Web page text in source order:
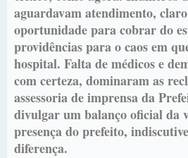
aguardavam atendimento,
oportunidade para cobrar do
providências para o caos em
hospital. Falta de médicos e
com certeza, dominaram as
assessoria de imprensa da
divulgar um balanço oficial da
presença do prefeito,
diferença.